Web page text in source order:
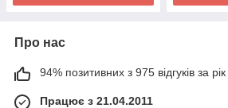
Про нас
94% позитивних з 975 відгуків за рік
Працює з 21.04.2011